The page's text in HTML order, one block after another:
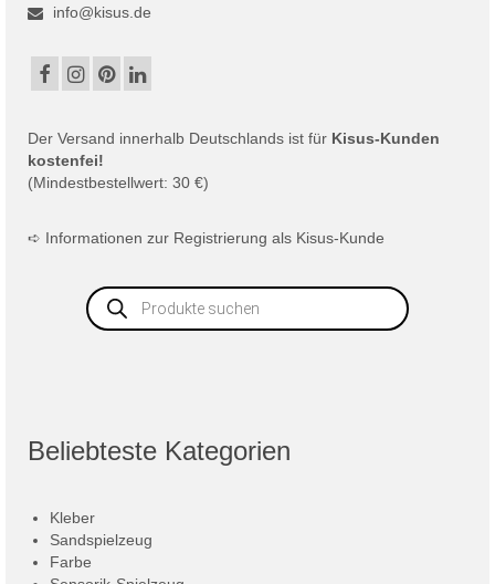
info@kisus.de
Der Versand innerhalb Deutschlands ist für Kisus-Kunden
kostenfei!
(Mindestbestellwert: 30 €)
➪ Informationen zur Registrierung als Kisus-Kunde
Products
search
Beliebteste Kategorien
Kleber
Sandspielzeug
Farbe